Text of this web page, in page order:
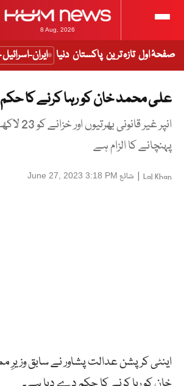
8 Aug, 2026
صفحۂ اول تازہ ترین پاکستان دنیا ایران-
علی محمد خان کو رہا کرنے کا حکم
انپر غیر
پہنچانے کا الزام ہے
Lal Khan
| شائع June 27, 2023 3:18 PM
اینٹی کرپشن عدالت پشاور نے سابق